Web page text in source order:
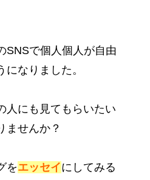
SNSで個人個人が自由
なりました。
人にも見てもらいたい
ませんか？
をエッセイにしてみる